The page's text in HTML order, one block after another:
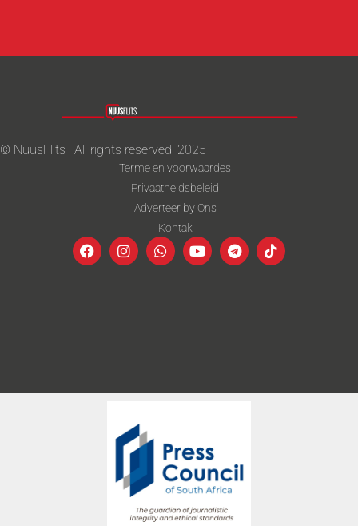
© NuusFlits | All rights reserved. 2025
Terme en voorwaardes
Privaatheidsbeleid
Adverteer by Ons
Kontak